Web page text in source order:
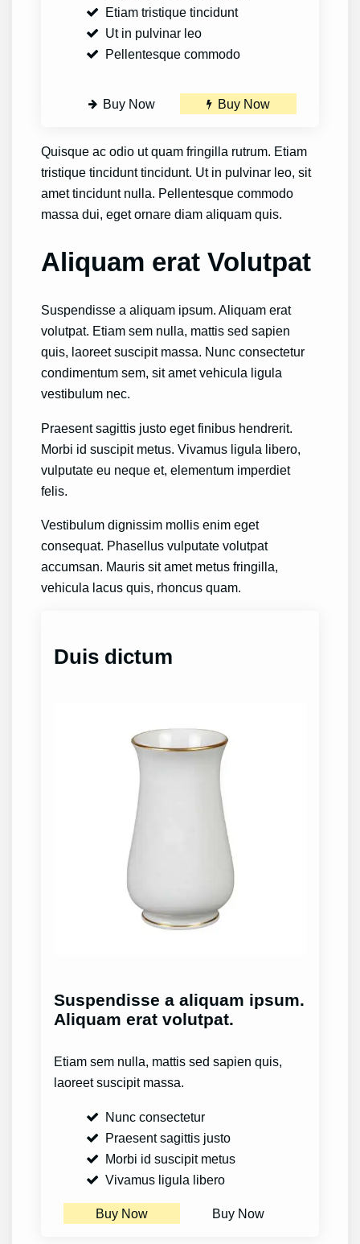
Etiam tristique tincidunt
Ut in pulvinar leo
Pellentesque commodo
Buy Now Buy Now
Quisque ac odio ut quam fringilla rutrum. Etiam
tristique tincidunt tincidunt. Ut in pulvinar leo, sit
amet tincidunt nulla. Pellentesque commodo
massa dui, eget ornare diam aliquam quis.
Aliquam erat Volutpat
Suspendisse a aliquam ipsum. Aliquam erat
volutpat. Etiam sem nulla, mattis sed sapien
quis, laoreet suscipit massa. Nunc consectetur
condimentum sem, sit amet vehicula ligula
vestibulum nec.
Praesent sagittis justo eget finibus hendrerit.
Morbi id suscipit metus. Vivamus ligula libero,
vulputate eu neque et, elementum imperdiet
felis.
Vestibulum dignissim mollis enim eget
consequat. Phasellus vulputate volutpat
accumsan. Mauris sit amet metus fringilla,
vehicula lacus quis, rhoncus quam.
Duis dictum
Suspendisse a aliquam ipsum.
Aliquam erat volutpat.
Etiam sem nulla, mattis sed sapien quis,
laoreet suscipit massa.
Nunc consectetur
Praesent sagittis justo
Morbi id suscipit metus
Vivamus ligula libero
Buy Now Buy Now